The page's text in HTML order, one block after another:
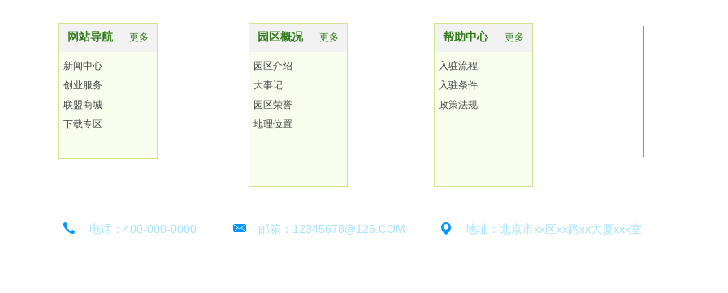
网站导航 更多
新闻中心
创业服务
联盟商城
下载专区
园区概况 更多
园区介绍
大事记
园区荣誉
地理位置
帮助中心 更多
入驻流程
入驻条件
政策法规
电话：400-000-0000 邮箱：12345678@126.COM 地址：北京市xx区xx路xx大厦xxx室